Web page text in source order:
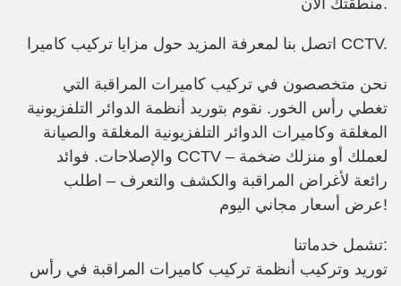
اتصل بنا لمعرفة المزيد حول مزايا تركيب كاميرا CCTV.
نحن متخصصون في تركيب كاميرات المراقبة التي
تغطي رأس الخور. نقوم بتوريد أنظمة الدوائر التلفزيونية
المغلقة وكاميرات الدوائر التلفزيونية المغلقة والصيانة
والإصلاحات. فوائد CCTV لعملك أو منزلك ضخمة –
رائعة لأغراض المراقبة والكشف والتعرف – اطلب
عرض أسعار مجاني اليوم!
تشمل خدماتنا:
توريد وتركيب أنظمة تركيب كاميرات المراقبة في رأس